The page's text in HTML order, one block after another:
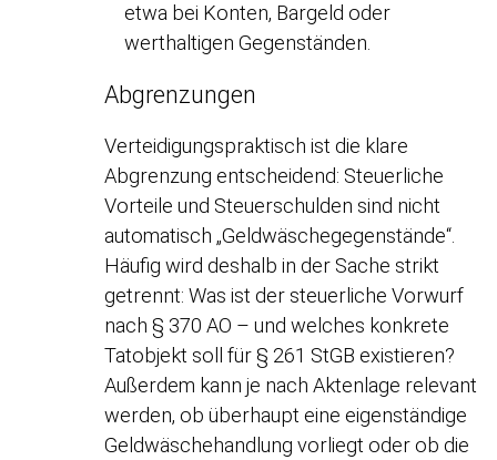
etwa bei Konten, Bargeld oder
werthaltigen Gegenständen.
Abgrenzungen
Verteidigungspraktisch ist die klare
Abgrenzung entscheidend: Steuerliche
Vorteile und Steuerschulden sind nicht
automatisch „Geldwäschegegenstände“.
Häufig wird deshalb in der Sache strikt
getrennt: Was ist der steuerliche Vorwurf
nach § 370 AO – und welches konkrete
Tatobjekt soll für § 261 StGB existieren?
Außerdem kann je nach Aktenlage relevant
werden, ob überhaupt eine eigenständige
Geldwäschehandlung vorliegt oder ob die